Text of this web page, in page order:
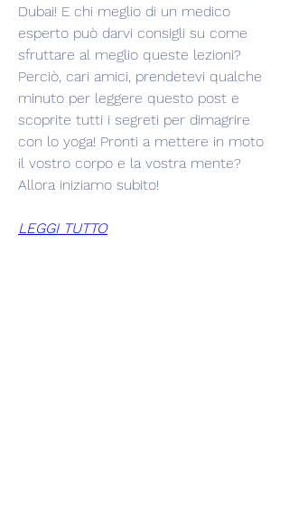
Dubai! E chi meglio di un medico
esperto può darvi consigli su come
sfruttare al meglio queste lezioni?
Perciò, cari amici, prendetevi qualche
minuto per leggere questo post e
scoprite tutti i segreti per dimagrire
con lo yoga! Pronti a mettere in moto
il vostro corpo e la vostra mente?
Allora iniziamo subito!
LEGGI TUTTO